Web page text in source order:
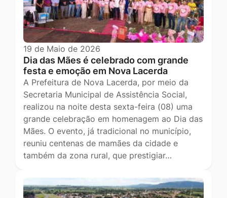
19 de Maio de 2026
Dia das Mães é celebrado com grande
festa e emoção em Nova Lacerda
A Prefeitura de Nova Lacerda, por meio da
Secretaria Municipal de Assistência Social,
realizou na noite desta sexta-feira (08) uma
grande celebração em homenagem ao Dia das
Mães. O evento, já tradicional no município,
reuniu centenas de mamães da cidade e
também da zona rural, que prestigiar…